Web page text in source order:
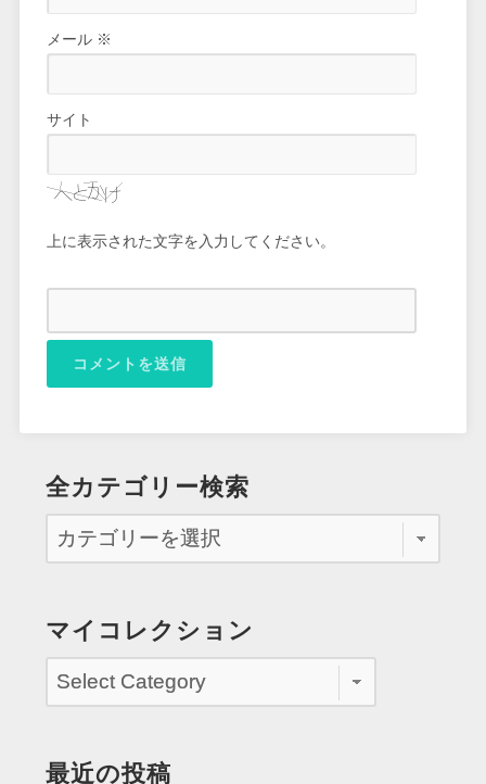
メール ※
サイト
上に表示された文字を入力してください。
全カテゴリー検索
マイコレクション
最近の投稿